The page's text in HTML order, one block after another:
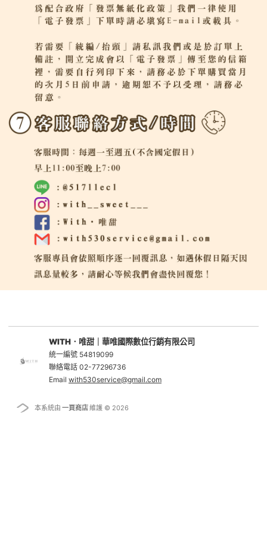
WITH．唯甜｜華唯國際數位行銷有限公司
統一編號 54819099
聯絡電話 02-77296736
Email with530service@gmail.com
本系統由 一頁商店維護 © 2026